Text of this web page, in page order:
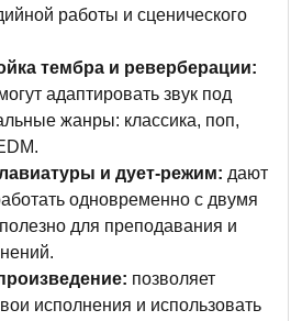
работы и сценического
тембра и реверберации:
адаптировать звук под
жанры: классика, поп,
и дует-режим: дают
одновременно с двумя
для преподавания и
позволяет
исполнения и использовать